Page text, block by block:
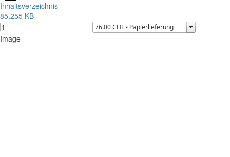
Inhaltsverzeichnis
85.255 KB
Image